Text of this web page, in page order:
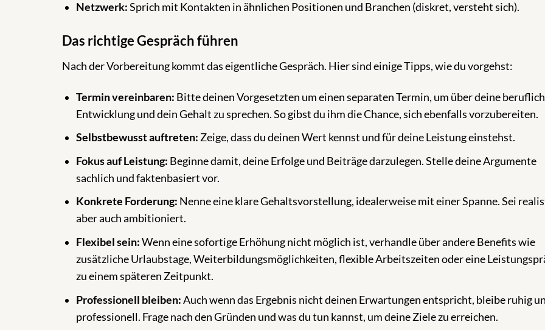
Netzwerk:Sprich mit Kontakten in ähnlichen Positionen und Branchen (diskret, versteht sich).
Das richtige Gespräch führen
Nach der Vorbereitung kommt das eigentliche Gespräch. Hier sind einige Tipps, wie du vorgehst:
Termin vereinbaren: Bitte deinen Vorgesetzten um einen separaten Termin, um über deine
Entwicklung und dein Gehalt zu sprechen. So gibst du ihm die Chance, sich ebenfalls vorzubereiten.
Selbstbewusst auftreten:Zeige, dass du deinen Wert kennst und für deine Leistung einstehst.
Fokus auf Leistung: Beginne damit, deine Erfolge und Beiträge darzulegen. Stelle deine Argumente
sachlich und faktenbasiert vor.
Konkrete Forderung: Nenne eine klare Gehaltsvorstellung, idealerweise mit einer Spanne. Sei
aber auch ambitioniert.
Flexibel sein:Wenn eine sofortige Erhöhung nicht möglich ist, verhandle über andere Benefits wie
zusätzliche Urlaubstage, Weiterbildungsmöglichkeiten, flexible Arbeitszeiten oder eine
zu einem späteren Zeitpunkt.
Professionell bleiben:Auch wenn das Ergebnis nicht deinen Erwartungen entspricht, bleibe ruhig
professionell. Frage nach den Gründen und was du tun kannst, um deine Ziele zu erreichen.